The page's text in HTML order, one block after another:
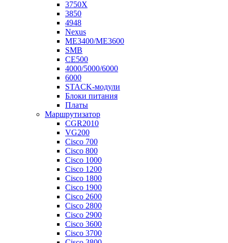
3750X
3850
4948
Nexus
ME3400/ME3600
SMB
CE500
4000/5000/6000
6000
STACK-модули
Блоки питания
Платы
Маршрутизатор
CGR2010
VG200
Cisco 700
Cisco 800
Cisco 1000
Cisco 1200
Cisco 1800
Cisco 1900
Cisco 2600
Cisco 2800
Cisco 2900
Cisco 3600
Cisco 3700